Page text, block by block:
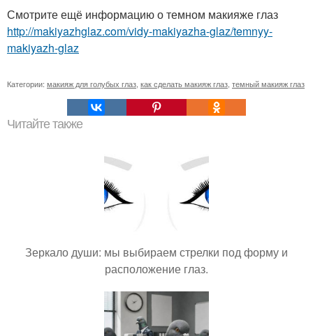
Смотрите ещё информацию о темном макияже глаз
http://makiyazhglaz.com/vidy-makiyazha-glaz/temnyy-
makiyazh-glaz
Категории: макияж для голубых глаз, как сделать макияж глаз, темный макияж глаз
Читайте также
Зеркало души: мы выбираем стрелки под форму и
расположение глаз.